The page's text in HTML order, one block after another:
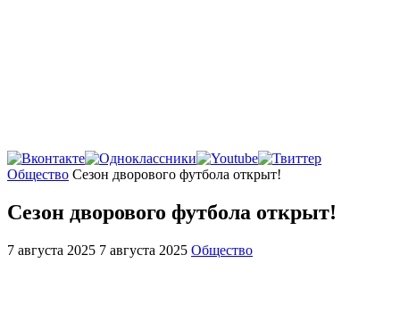
Главная
Общество Сезон дворового футбола открыт!
Сезон дворового футбола открыт!
7 августа 2025 7 августа 2025 Общество